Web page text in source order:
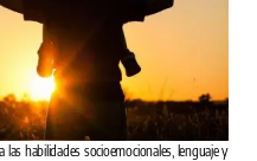
habilidades socioemocionales, lenguaje y